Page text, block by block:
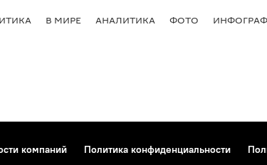
В МИРЕ АНАЛИТИКА ФОТО
компаний Политика конфиденциальности